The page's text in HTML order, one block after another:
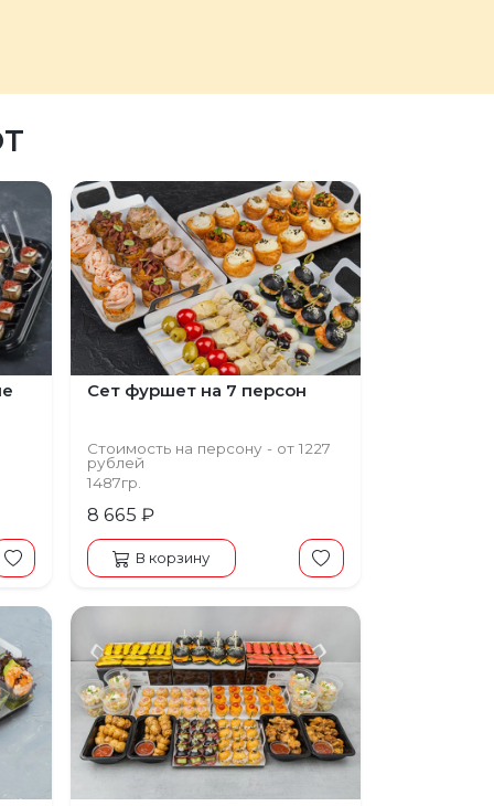
Следующий
Сет фуршет на 7 персон
Стоимость на персону - от 1227
рублей
1487гр.
8 665 ₽
В корзину